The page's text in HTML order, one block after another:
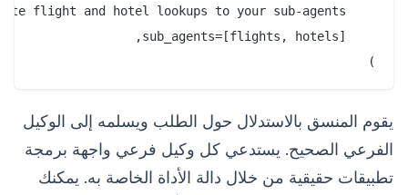
)
يقوم المنسق بالاستدلال حول الطلب ويسلمه إلى الوكيل
الفرعي الصحيح. يستدعي كل وكيل فرعي واجهة برمجة
تطبيقات حقيقية من خلال دالة الأداة الخاصة به. يمكنك